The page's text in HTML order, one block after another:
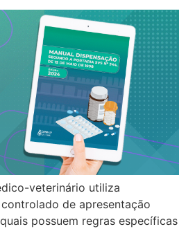
veterinário utiliza
de apresentação
possuem regras específicas